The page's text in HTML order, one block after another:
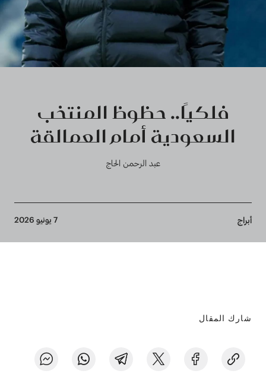
فلكيًا.. حظوظ المنتخب
السعودية أمام العمالقة
عبد الرحمن الحاج
Breadcrumb
أبراج 7 يونيو 2026
شارك المقال